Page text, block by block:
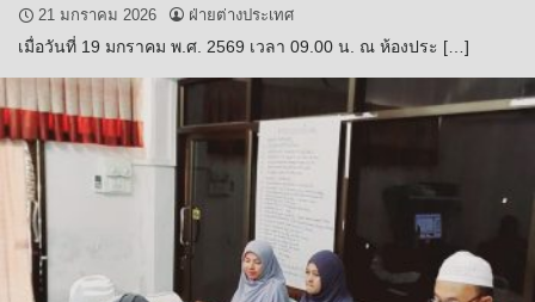
21 มกราคม 2026 ฝ่ายต่างประเทศ
เมื่อวันที่ 19 มกราคม พ.ศ. 2569 เวลา 09.00 น. ณ ห้องประ […]